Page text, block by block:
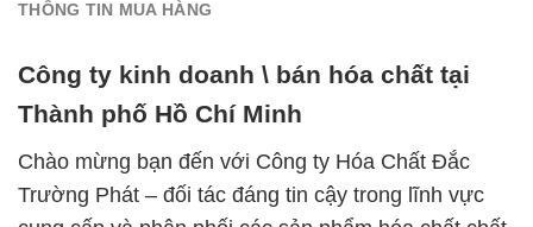
THÔNG TIN MUA HÀNG
Công ty kinh doanh \ bán hóa chất tại
Thành phố Hồ Chí Minh
Chào mừng bạn đến với Công ty Hóa Chất Đắc
Trường Phát – đối tác đáng tin cậy trong lĩnh vực